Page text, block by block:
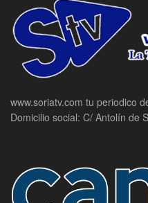
www.soriatv.com tu periodico
Domicilio social: C/ Antolín de